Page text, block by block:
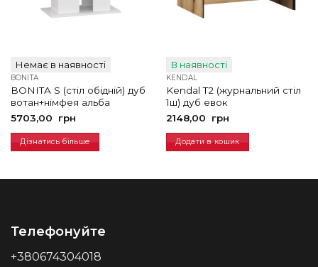
Немає в наявності
BONITA
BONITA S (стіл обідній) дуб
вотан+німфея альба
5703,00
грн
Дізнатись більше
В наявності
KENDAL
Kendal T2 (журнальний стіл
1ш) дуб евок
2148,00
грн
Додати в кошик
Телефонуйте
+380674304018